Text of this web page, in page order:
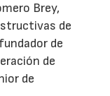
Brey,
de
de
de
de